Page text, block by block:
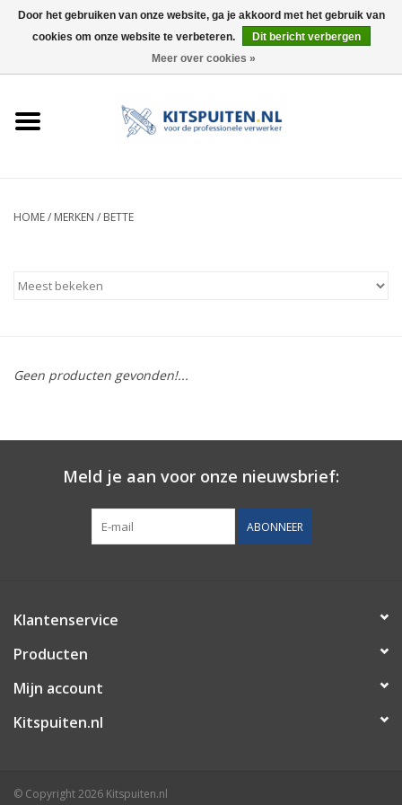
0 Artikelen - €0,00
HANDDRUK
ACCESSOIRES
CONTACT
HOME/ MERKEN / BETTE
Geen producten gevonden!...
Meld je aan voor onze nieuwsbrief:
ABONNEER
Klantenservice
Producten
Mijn account
Kitspuiten.nl
© Copyright 2026 Kitspuiten.nl
Door het gebruiken van onze website, ga je akkoord met het gebruik van
cookies om onze website te verbeteren.
Dit bericht verbergen
Meer over cookies »